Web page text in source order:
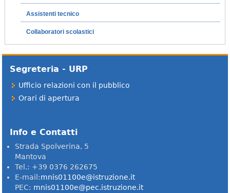
Assistenti tecnico
Collaboratori scolastici
Segreteria - URP
Ufficio relazioni con il pubblico
Orari di apertura
Info e Contatti
Strada Spolverina, 5
Mantova
Tel.: +39 0376 262675
E-mail:mnis01100e@istruzione.it
PEC: mnis01100e@pec.istruzione.it